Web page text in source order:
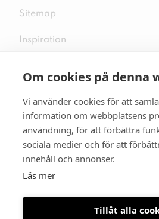
Om cookies på denna
Vi använder cookies för att
information om webbplatsens
användning, för att förbättra
sociala medier och för att
innehåll och annonser.
Läs mer
Tillåt alla
Sitemap
Inspiration
Följ oss på sociala medier
Se mer skor: skopunkten.se